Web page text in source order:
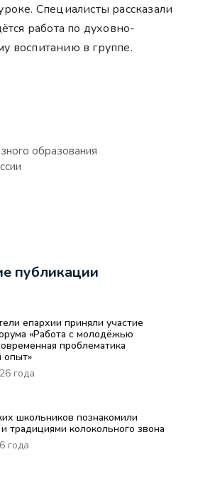
Специалисты рассказали
работа по духовно-
воспитанию в группе.
образования
публикации
епархии приняли участие
«Работа с молодёжью
проблематика
опыт»
года
школьников познакомили
традициями колокольного звона
года